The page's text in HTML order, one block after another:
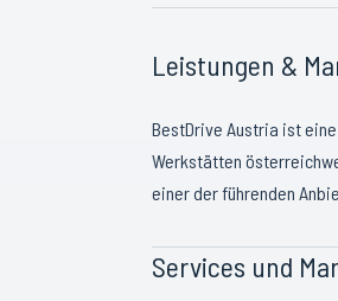
Leistungen &
BestDrive Austria ist
Werkstätten
einer der führenden
Services und